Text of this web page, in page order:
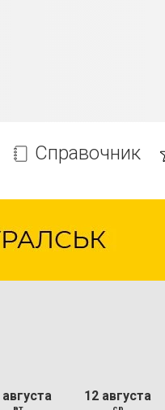
Справочник
августа 12 августа